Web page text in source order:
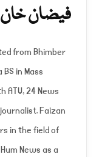
فیضان خان
from Bhimber
in Mass
ATV, 24 News
Faizan
in the field of
News as a